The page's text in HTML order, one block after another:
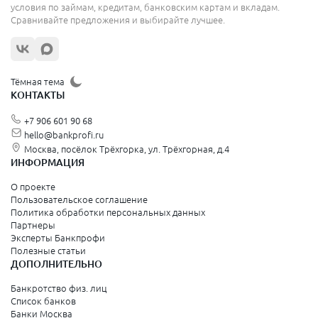
Микрозаймы в других городах России
Абаза
Абинск
Агидель
Агрыз
Ак-Довурак
Аксай
Алагир
Алатырь
Алейск
Александров
Александровск
Александровск
Александровск-Сахалинский
Алексеевка
Алексин
Алзамай
Алупка
Амурск
условия по займам, кредитам, банковским картам и вкладам.
Сравнивайте предложения и выбирайте лучшее.
Тёмная тема
КОНТАКТЫ
+7 906 601 90 68
hello@bankprofi.ru
Москва, посёлок Трёхгорка, ул. Трёхгорная, д.4
ИНФОРМАЦИЯ
О проекте
Пользовательское соглашение
Политика обработки персональных данных
Партнеры
Эксперты Банкпрофи
Полезные статьи
ДОПОЛНИТЕЛЬНО
Банкротство физ. лиц
Список банков
Банки Москва